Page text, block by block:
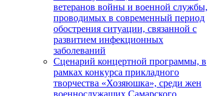
ветеранов войны и военной службы,
проводимых в современный период
обострения ситуации, связанной с
развитием инфекционных
заболеваний
Сценарий концертной программы, в
рамках конкурса прикладного
творчества «Хозяюшка», среди жен
военнослужащих Самарского